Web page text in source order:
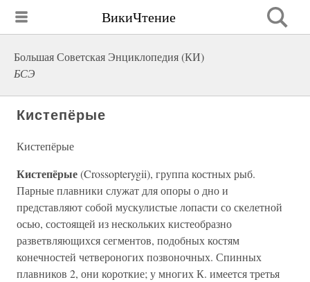
ВикиЧтение
Большая Советская Энциклопедия (КИ)
БСЭ
Кистепёрые
Кистепёрые
Кистепёрые(Crossopterygii), группа костных рыб.
Парные плавники служат для опоры о дно и
представляют собой мускулистые лопасти со скелетной
осью, состоящей из нескольких кистеобразно
разветвляющихся сегментов, подобных костям
конечностей четвероногих позвоночных. Спинных
плавников 2, они короткие; у многих К. имеется третья